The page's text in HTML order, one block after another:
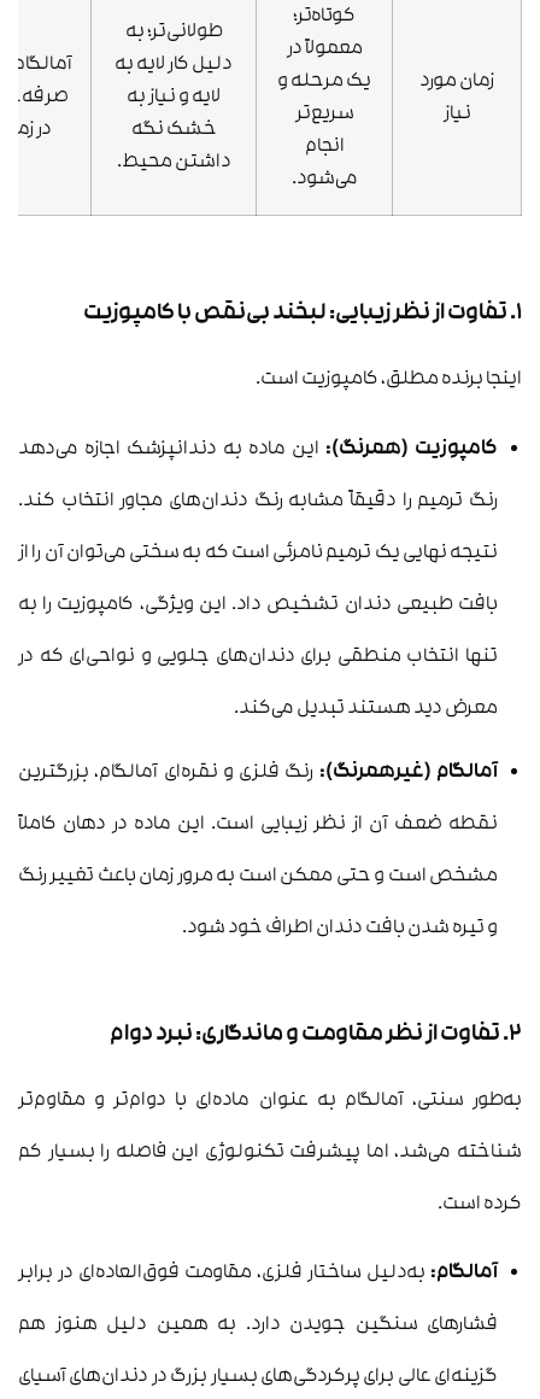
زمان مورد
نیاز
کوتاه‌تر؛
معمولاً در
یک مرحله و
سریع‌تر
انجام
می‌شود.
طولانی‌تر؛ به
دلیل کار لایه به
لایه و نیاز به
خشک نگه
داشتن محیط.
آمالگام
در
۱. تفاوت از نظر زیبایی: لبخند بی‌نقص با کامپوزیت
اینجا برنده مطلق، کامپوزیت است.
کامپوزیت (همرنگ): این ماده به دندانپزشک اجازه می‌دهد
رنگ ترمیم را دقیقاً مشابه رنگ دندان‌های مجاور انتخاب کند.
نتیجه نهایی یک ترمیم نامرئی است که به سختی می‌توان آن را از
بافت طبیعی دندان تشخیص داد. این ویژگی، کامپوزیت را به
تنها انتخاب منطقی برای دندان‌های جلویی و نواحی‌ای که در
معرض دید هستند تبدیل می‌کند.
آمالگام (غیرهمرنگ): رنگ فلزی و نقره‌ای آمالگام، بزرگترین
نقطه ضعف آن از نظر زیبایی است. این ماده در دهان کاملاً
مشخص است و حتی ممکن است به مرور زمان باعث تغییر رنگ
و تیره شدن بافت دندان اطراف خود شود.
۲. تفاوت از نظر مقاومت و ماندگاری: نبرد دوام
به‌طور سنتی، آمالگام به عنوان ماده‌ای با دوام‌تر و مقاوم‌تر
شناخته می‌شد، اما پیشرفت تکنولوژی این فاصله را بسیار کم
کرده است.
آمالگام: به‌دلیل ساختار فلزی، مقاومت فوق‌العاده‌ای در برابر
فشارهای سنگین جویدن دارد. به همین دلیل هنوز هم
گزینه‌ای عالی برای پرکردگی‌های بسیار بزرگ در دندان‌های آسیای